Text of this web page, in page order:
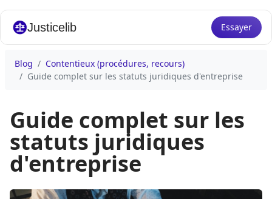
Justicelib Essayer
Blog
Contentieux (procédures, recours)
Guide complet sur les statuts juridiques d'entreprise
Guide complet sur les
statuts juridiques
d'entreprise